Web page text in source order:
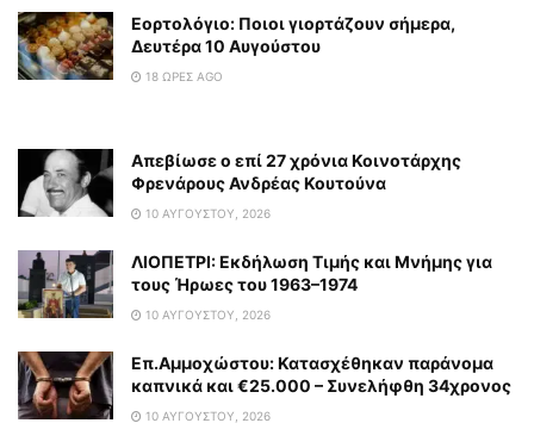
Εορτολόγιο: Ποιοι γιορτάζουν σήμερα,
Δευτέρα 10 Αυγούστου
18 ΏΡΕΣ AGO
Απεβίωσε ο επί 27 χρόνια Κοινοτάρχης
Φρενάρους Ανδρέας Κουτούνα
10 ΑΥΓΟΎΣΤΟΥ, 2026
ΛΙΟΠΕΤΡΙ: Εκδήλωση Τιμής και Μνήμης για
τους Ήρωες του 1963–1974
10 ΑΥΓΟΎΣΤΟΥ, 2026
Επ.Αμμοχώστου: Κατασχέθηκαν παράνομα
καπνικά και €25.000 – Συνελήφθη 34χρονος
10 ΑΥΓΟΎΣΤΟΥ, 2026